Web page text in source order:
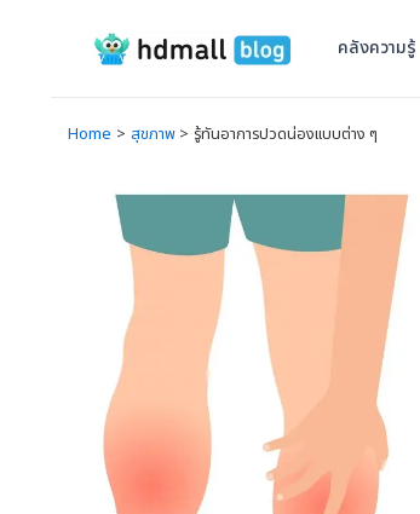
คลังความรู้
Home สุขภาพ รู้ทันอาการปวดน่องแบบต่าง ๆ